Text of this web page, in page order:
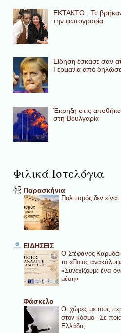
ΕΚΤΑΚΤΟ : Τα βρήκαν
την φωτογραφία
Eίδηση έσκασε σαν
Γερμανία από
Έκρηξη στις
στη Βουλγαρία
Φιλικά Ιστολόγια
Παρασκήνια
Πολιτισμός δεν
ΕΙΔΗΣΕΙΣ
Ο Στέφανος
το «Ποιος
«Συνεχίζουμε ένα
μέση»
Φάσκελο
Οι χώρες με τους
στον κόσμο - Σε
Ελλάδα;